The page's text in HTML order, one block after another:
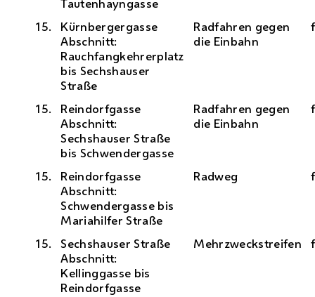
Tautenhayngasse
15.
Kürnbergergasse
Abschnitt:
Rauchfangkehrerplatz
bis Sechshauser
Straße
Radfahren gegen
die Einbahn
15.
Reindorfgasse
Abschnitt:
Sechshauser Straße
bis Schwendergasse
Radfahren gegen
die Einbahn
15.
Reindorfgasse
Abschnitt:
Schwendergasse bis
Mariahilfer Straße
Radweg
15.
Sechshauser Straße
Abschnitt:
Kellinggasse bis
Reindorfgasse
Mehrzweckstreifen